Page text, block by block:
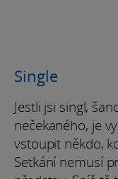
Single
Jestli jsi singl,
nečekaného, je
vstoupit někdo,
Setkání nemusí